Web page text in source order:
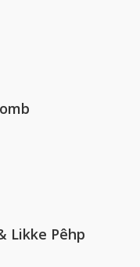
Likke Pêhp